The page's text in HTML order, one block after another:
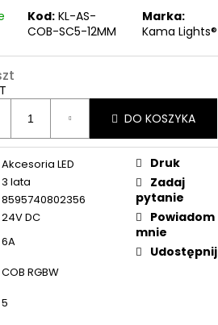
Kod: KL-AS-
COB-SC5-12MM
Marka:
Kama Lights®
DO KOSZYKA
Akcesoria LED
3 lata
8595740802356
24V DC
6A
COB RGBW
5
Druk
Zadaj
pytanie
Powiadom
mnie
Udostępnij